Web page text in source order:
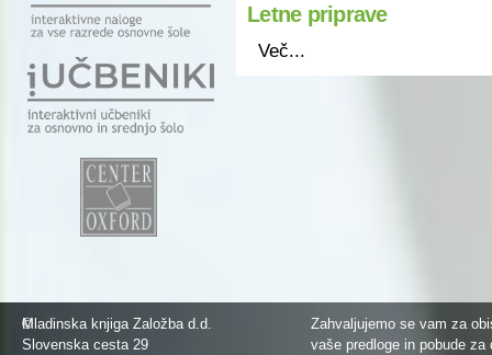
Letne priprave
Več...
©
Mladinska knjiga Založba d.d.
Slovenska cesta 29
Zahvaljujemo se vam za
vaše predloge in pobude